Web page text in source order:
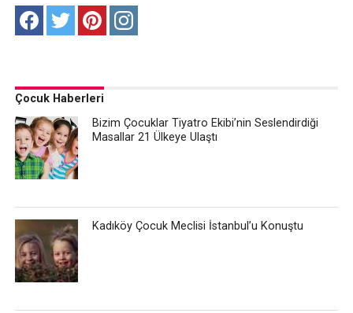
Çocuk Haberleri
Bizim Çocuklar Tiyatro Ekibi’nin Seslendirdiği
Masallar 21 Ülkeye Ulaştı
Kadıköy Çocuk Meclisi İstanbul’u Konuştu